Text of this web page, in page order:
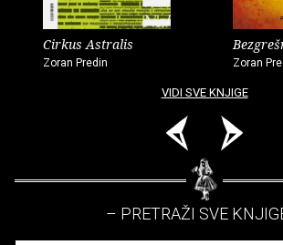
Cirkus Astralis
Zoran Predin Zoran
VIDI SVE KNJIGE
– PRETRAŽI SVE